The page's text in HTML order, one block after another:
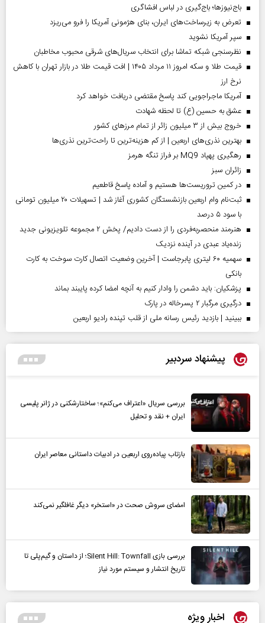
باج‌نیوزها؛ باج‌گیری در لباس افشاگری
تعرض به زیرساخت‌های ایران، بنای هژمونی آمریکا را فرو می‌ریزد
سپر آمریکا نشوید
نظرسنجی شبکه تماشا برای انتخاب سریال‌های شرقی محبوب مخاطبان
قیمت طلا و سکه امروز ۱۱ مرداد ۱۴۰۵ | افت قیمت طلا در بازار تهران با کاهش
نرخ ارز
آمریکا ماجراجویی کند پاسخ مقتضی دریافت خواهد کرد
عشق به حسین (ع) تا لحظه شهادت
خروج بیش از ۳ میلیون زائر از تمام مرز‌های کشور
بهترین نذری‌های اربعین | از کم هزینه‌ترین تا راحت‌ترین نذری‌ها
رهگیری پهپاد MQ9 بر فراز تنگه هرمز
‌زائران سبز
در کمین تروریست‌ها هستیم و آماده پاسخ قاطعیم
ثبت‌نام وام اربعین بازنشستگان کشوری آغاز شد | تسهیلات ۲۰ میلیون تومانی
با سود ۵ درصد
هنرمند منحصر‌به‌فردی را از دست دادیم/ پخش ۲ مجموعه تلویزیونی جدید
زنده‌یاد عبدی در آینده نزدیک
سهمیه ۶۰ لیتری پابرجاست | آخرین وضعیت اتصال کارت سوخت به کارت
بانکی
پزشکیان: باید دشمن را وادار کنیم به آنچه امضا کرده پایبند بماند
درگیری مرگبار ۲ پسرخاله در پارک
ببینید | بازدید رئیس رسانه ملی از قلب تپنده رادیو اربعین
پیشنهاد سردبیر
بررسی سریال «اعتراف می‌کنم»؛ ساختارشکنی در ژانر پلیسی
ایران + نقد و تحلیل
بازتاب پیاده‌روی اربعین در ادبیات داستانی معاصر ایران
امضای سروش صحت در «استخر» دیگر غافلگیر نمی‌کند
بررسی بازی Silent Hill: Townfall؛ از داستان و گیم‌پلی تا
تاریخ انتشار و سیستم مورد نیاز
اخبار ویژه